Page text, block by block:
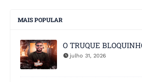
MAIS POPULAR
O TRUQUE
julho 31, 2026